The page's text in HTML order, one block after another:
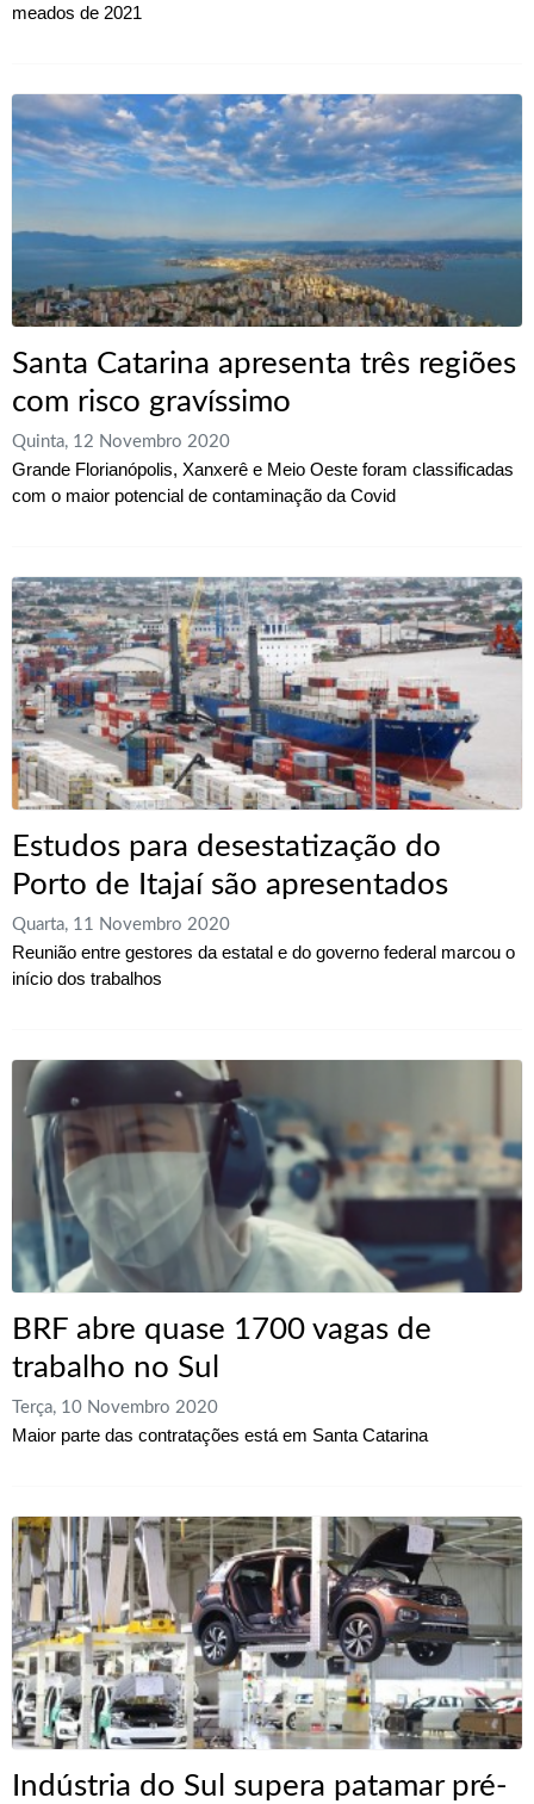
meados de 2021
Santa Catarina apresenta três regiões
com risco gravíssimo
Quinta, 12 Novembro 2020
Grande Florianópolis, Xanxerê e Meio Oeste foram classificadas
com o maior potencial de contaminação da Covid
Estudos para desestatização do
Porto de Itajaí são apresentados
Quarta, 11 Novembro 2020
Reunião entre gestores da estatal e do governo federal marcou o
início dos trabalhos
BRF abre quase 1700 vagas de
trabalho no Sul
Terça, 10 Novembro 2020
Maior parte das contratações está em Santa Catarina
Indústria do Sul supera patamar pré-